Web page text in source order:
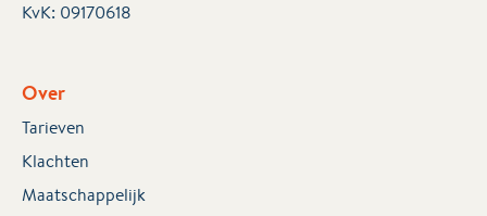
KvK: 09170618
Over
Tarieven
Klachten
Maatschappelijk